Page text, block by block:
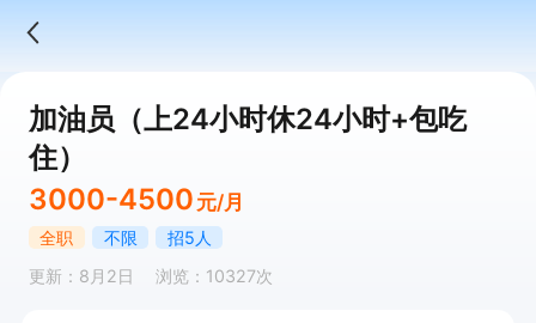
加油员（上24小时休24小时+包吃
住）
3000-4500 元/月
全职 不限
招5人
更新：8月2日
浏览：10327次